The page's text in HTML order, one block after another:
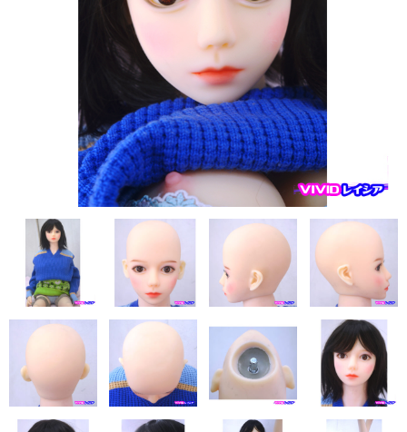
XYcolo Doll
WM DOLL
CAT DOLL
KISS DOLL
DOLLHOUSE168
JY DOLL
PIPER DOLL
DOLL4EVER